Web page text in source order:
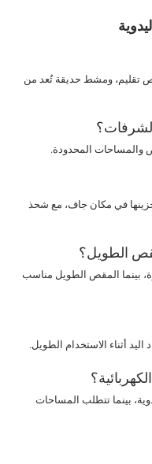
تقليم، ومشط حديقة تُعد من
والمساحات المحدودة.
في مكان جاف، مع شحذ
بينما المقص الطويل مناسب
أثناء الاستخدام الطويل.
بينما تتطلب المساحات